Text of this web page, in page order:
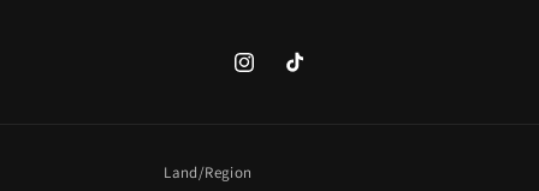
InstagramTikTok
Land/Region